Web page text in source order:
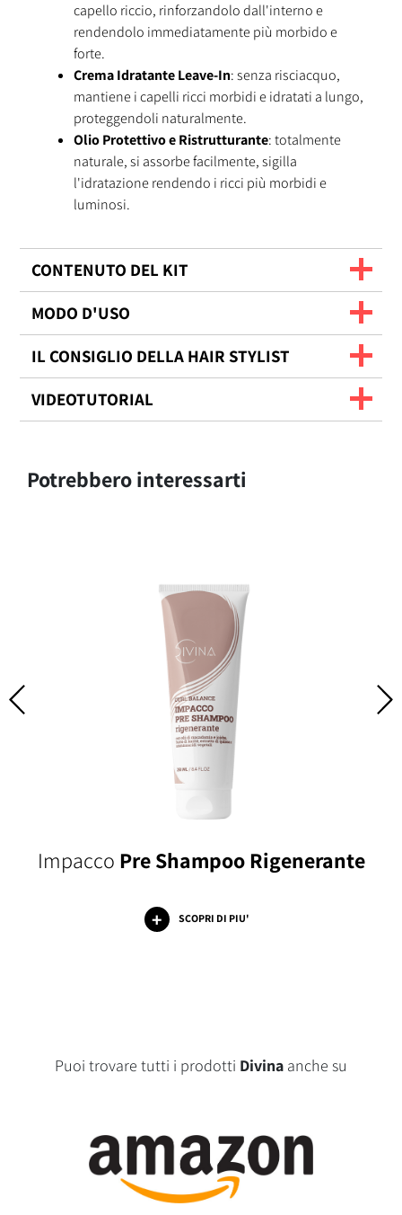
capello riccio, rinforzandolo dall'interno e
rendendolo immediatamente più morbido e
forte.
Crema Idratante Leave-In: senza risciacquo,
mantiene i capelli ricci morbidi e idratati a lungo,
proteggendoli naturalmente.
Olio Protettivo e Ristrutturante: totalmente
naturale, si assorbe facilmente, sigilla
l'idratazione rendendo i ricci più morbidi e
luminosi.
CONTENUTO DEL KIT
MODO D'USO
IL CONSIGLIO DELLA HAIR STYLIST
VIDEOTUTORIAL
Potrebbero interessarti
Impacco Pre Shampoo Rigenerante
SCOPRI DI PIU'
Puoi trovare tutti i prodotti Divina anche su